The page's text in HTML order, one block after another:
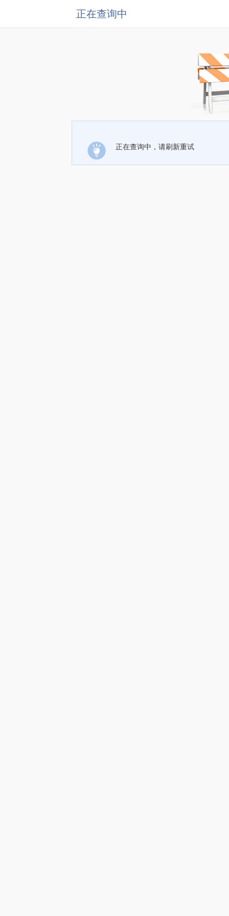
正在查询中
正在查询中，请刷新重试